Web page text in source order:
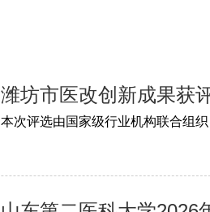
潍坊市医改创新成果获